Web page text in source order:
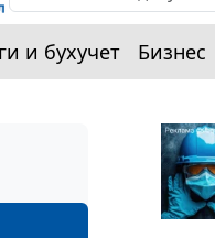
и бухучет Бизнес